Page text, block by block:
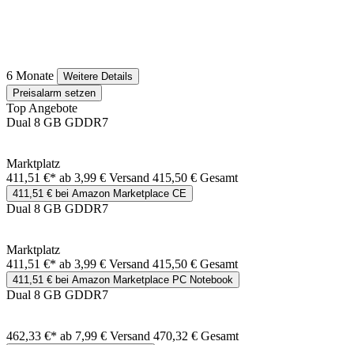
6 Monate
Weitere Details
Preisalarm setzen
Top Angebote
Dual 8 GB GDDR7
Marktplatz
411,51 €* ab 3,99 € Versand 415,50 € Gesamt
411,51 € bei Amazon Marketplace CE
Dual 8 GB GDDR7
Marktplatz
411,51 €* ab 3,99 € Versand 415,50 € Gesamt
411,51 € bei Amazon Marketplace PC Notebook
Dual 8 GB GDDR7
462,33 €* ab 7,99 € Versand 470,32 € Gesamt